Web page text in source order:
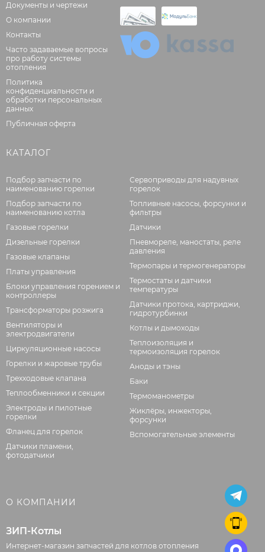
Документы и чертежи
О компании
Контакты
Часто задаваемые вопросы
про работу системы
отопления
Политика
конфиденциальности и
обработки персональных
данных
Публичная оферта
КАТАЛОГ
Подбор запчасти по
наименованию горелки
Подбор запчасти по
наименованию котла
Газовые горелки
Дизельные горелки
Газовые клапаны
Платы управления
Блоки управления горением и
контроллеры
Трансформаторы розжига
Вентиляторы и
электродвигатели
Циркуляционные насосы
Горелки и жаровые трубы
Трехходовые клапана
Теплообменники и секции
Электроды и пилотные
горелки
Фланец для горелок
Датчики пламени,
фотодатчики
Сервоприводы для надувных
горелок
Топливные насосы, форсунки и
фильтры
Датчики
Пневмореле, маностаты, реле
давления
Термопары и термогенераторы
Термостаты и датчики
температуры
Датчики протока, картриджи,
гидротурбинки
Котлы и дымоходы
Теплоизоляция и
термоизоляция горелок
Аноды и тэны
Баки
Термоманометры
Жиклёры, инжекторы,
форсунки
Вспомогательные элементы
О КОМПАНИИ
ЗИП-Котлы
Интернет-магазин запчастей для котлов отопления